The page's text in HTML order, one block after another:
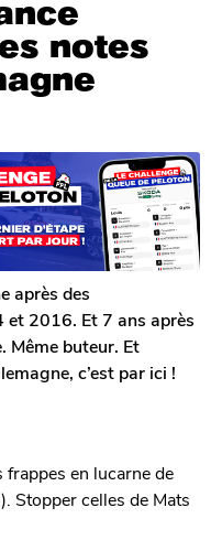
notes
après des
2016. Et 7 ans après
Même buteur. Et
c’est par ici !
frappes en lucarne de
Stopper celles de Mats